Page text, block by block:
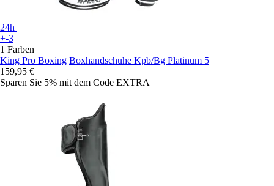
24h
+-3
1 Farben
King Pro Boxing Boxhandschuhe Kpb/Bg Platinum 5
159,95 €
Sparen Sie 5% mit dem Code EXTRA